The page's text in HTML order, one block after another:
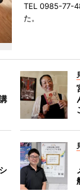
TEL 0985-77-
た。